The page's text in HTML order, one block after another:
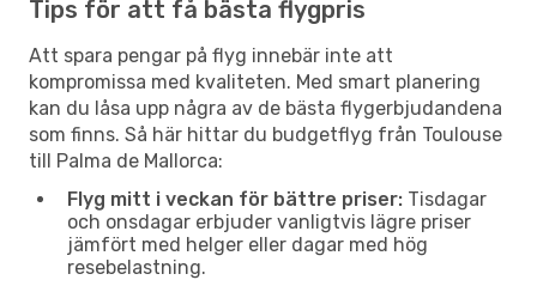
Tips för att få bästa flygpris
Att spara pengar på flyg innebär inte att
kompromissa med kvaliteten. Med smart planering
kan du låsa upp några av de bästa flygerbjudandena
som finns. Så här hittar du budgetflyg från Toulouse
till Palma de Mallorca:
Flyg mitt i veckan för bättre priser: Tisdagar
och onsdagar erbjuder vanligtvis lägre priser
jämfört med helger eller dagar med hög
resebelastning.